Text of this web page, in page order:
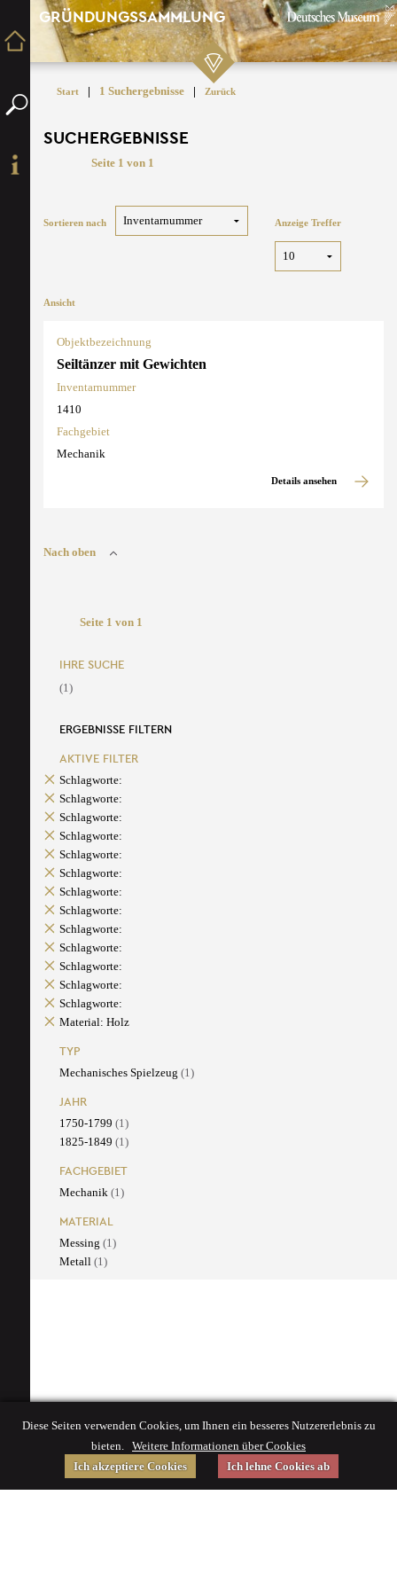
GRÜNDUNGSSAMMLUNG
Start | 1 Suchergebnisse | Zurück
SUCHERGEBNISSE
Seite 1 von 1
Sortieren nach Anzeige Treffer
Ansicht
Objektbezeichnung
Seiltänzer mit Gewichten
Inventarnummer
1410
Fachgebiet
Mechanik
Details ansehen
Nach oben
Seite 1 von 1
IHRE SUCHE
(1)
ERGEBNISSE FILTERN
AKTIVE FILTER
Schlagworte:
Schlagworte:
Schlagworte:
Schlagworte:
Schlagworte:
Schlagworte:
Schlagworte:
Schlagworte:
Schlagworte:
Schlagworte:
Schlagworte:
Schlagworte:
Schlagworte:
Material: Holz
TYP
Mechanisches Spielzeug (1)
JAHR
1750-1799 (1)
1825-1849 (1)
FACHGEBIET
Mechanik (1)
MATERIAL
Messing (1)
Metall (1)
Diese Seiten verwenden Cookies, um Ihnen ein besseres Nutzererlebnis zu
bieten. Weitere Informationen über Cookies
Ich akzeptiere Cookies
Ich lehne Cookies ab